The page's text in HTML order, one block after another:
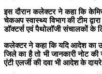
इस दौरान कलेक्टर ने कहा कि
चेकअप स्वास्थ्य विभाग की टीम
डॉक्टर्स एवं पैथोलॉजी संचालकों के
कलेक्टर ने कहा कि यदि आदेश का
जिले का है तो भी जानकारी नोट
एंटी एलर्जी की दवा भी आदेश के